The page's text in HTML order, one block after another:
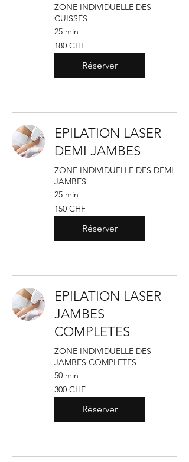
ZONE INDIVIDUELLE DES
CUISSES
25 min
180
francs
suisses
180 CHF
Réserver
EPILATION LASER
DEMI JAMBES
ZONE INDIVIDUELLE DES DEMI
JAMBES
25 min
150
francs
suisses
150 CHF
Réserver
EPILATION LASER
JAMBES
COMPLETES
ZONE INDIVIDUELLE DES
JAMBES COMPLETES
50 min
300
francs
suisses
300 CHF
Réserver